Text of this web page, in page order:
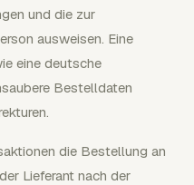
und die zur
ausweisen. Eine
eine deutsche
Bestelldaten
die Bestellung an
Lieferant nach der